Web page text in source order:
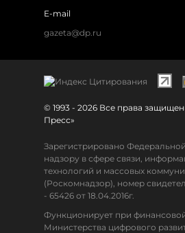
E-mail
gazeta@dp.ru
© 1993 - 2026 Все права
Пресс»
Зарегистрировано
надзору в сфере связи,
технологий и массовых
(Роскомнадзор), номер
- 65426 от 18.04.2016г.
Функционирует при
Министерства цифрового